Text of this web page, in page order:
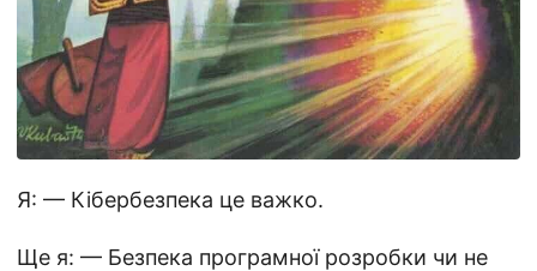
Я: — Кібербезпека це важко.
Ще я: — Безпека програмної розробки чи не